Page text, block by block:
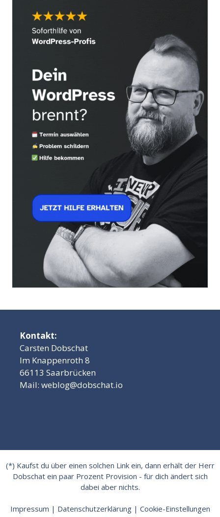
Kontakt:
Carsten Dobschat
Im Knappenroth 8
66113 Saarbrücken
Mail: weblog@dobschat.io
(*) Kaufst du über einen solchen Link ein, dann erhält der Herr
Dobschat ein paar Prozent Provision - für dich ändert sich
dabei aber nichts.
Impressum | Datenschutzerklärung| Cookie-Einstellungen